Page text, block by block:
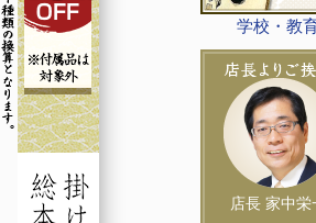
学校・教
店長 家中栄